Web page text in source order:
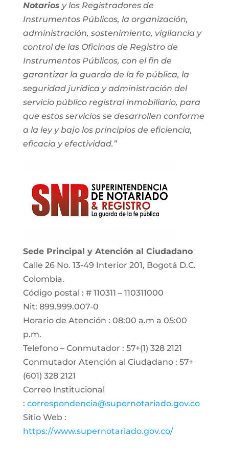
Notarios y los Registradores de
Instrumentos Públicos, la organización,
administración, sostenimiento, vigilancia y
control de las Oficinas de Registro de
Instrumentos Públicos, con el fin de
garantizar la guarda de la fe pública, la
seguridad jurídica y administración del
servicio público registral inmobiliario, para
que estos servicios se desarrollen conforme
a la ley y bajo los principios de eficiencia,
eficacia y efectividad.”
Sede Principal y Atención al Ciudadano
Calle 26 No. 13-49 Interior 201, Bogotá D.C.
Colombia.
Código postal : # 110311 – 110311000
Nit: 899.999.007-0
Horario de Atención : 08:00 a.m a 05:00
p.m.
Telefono – Conmutador : 57+(1) 328 2121
Conmutador Atención al Ciudadano : 57+
(601) 328 2121
Correo Institucional
: correspondencia@supernotariado.gov.co
Sitio Web :
https://www.supernotariado.gov.co/